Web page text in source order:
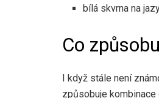
bílá skvrna na
Co
I když stále není
způsobuje